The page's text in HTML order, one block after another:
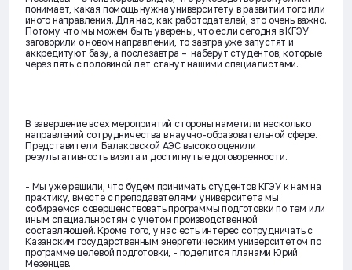
понимает, какая помощь нужна университету в развитии того или
иного направления. Для нас, как работодателей, это очень важно.
Потому что мы можем быть уверены, что если сегодня в КГЭУ
заговорили о новом направлении, то завтра уже запустят и
аккредитуют базу, а послезавтра – наберут студентов, которые
через пять с половиной лет станут нашими специалистами.
В завершение всех мероприятий стороны наметили несколько
направлений сотрудничества в научно-образовательной сфере.
Представители Балаковской АЭС высоко оценили
результативность визита и достигнутые договоренности.
- Мы уже решили, что будем принимать студентов КГЭУ к нам на
практику, вместе с преподавателями университета мы
собираемся совершенствовать программы подготовки по тем или
иным специальностям с учетом производственной
составляющей. Кроме того, у нас есть интерес сотрудничать с
Казанским государственным энергетическим университетом по
программе целевой подготовки, - поделится планами Юрий
Мезенцев.